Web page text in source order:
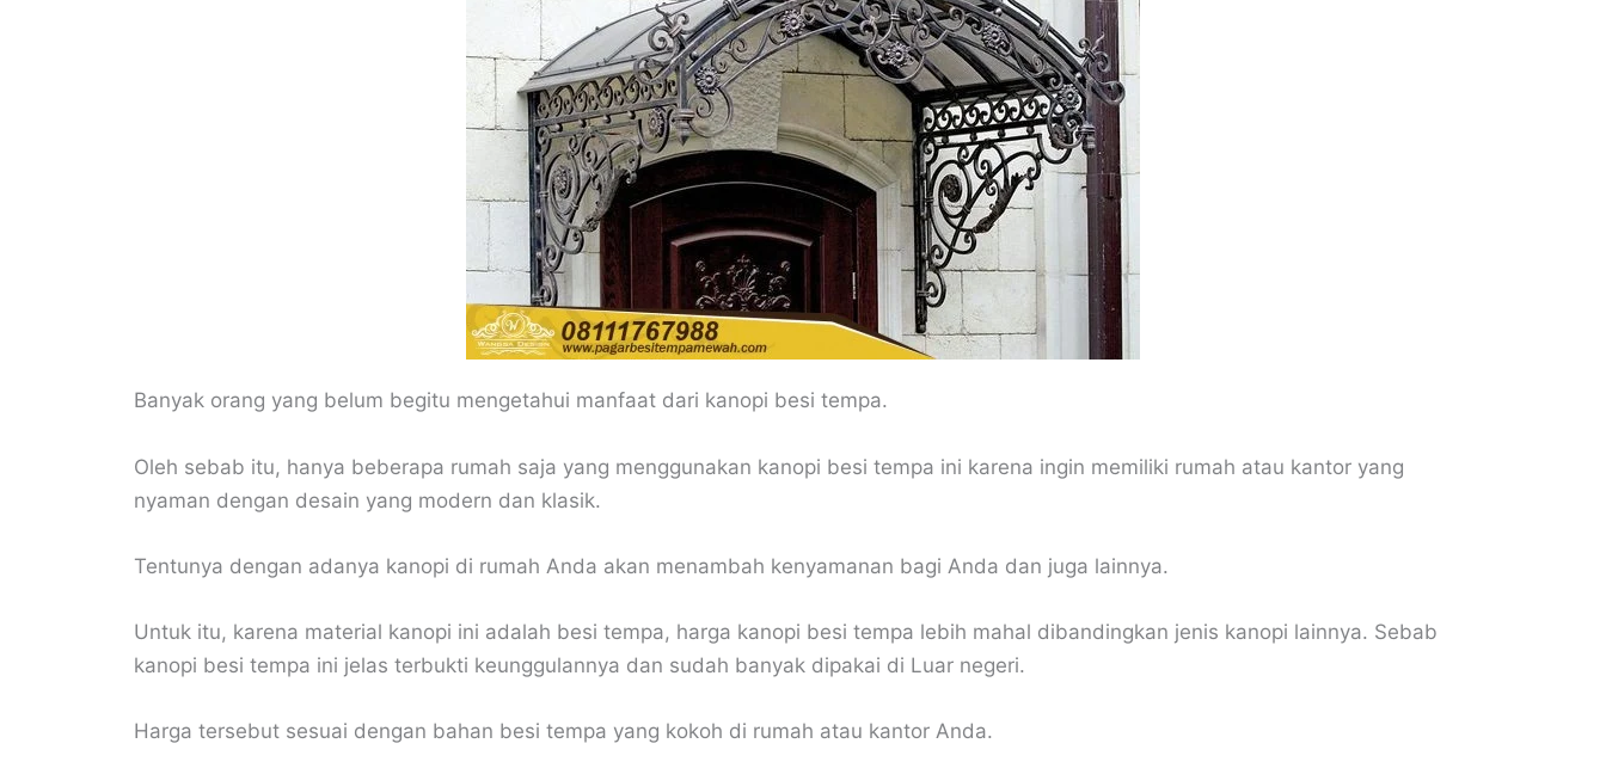
Banyak orang yang belum begitu mengetahui manfaat dari kanopi besi tempa.
Oleh sebab itu, hanya beberapa rumah saja yang menggunakan kanopi besi tempa ini karena ingin memiliki rumah atau kantor yang
nyaman dengan desain yang modern dan klasik.
Tentunya dengan adanya kanopi di rumah Anda akan menambah kenyamanan bagi Anda dan juga lainnya.
Untuk itu, karena material kanopi ini adalah besi tempa, harga kanopi besi tempa lebih mahal dibandingkan jenis kanopi lainnya. Sebab
kanopi besi tempa ini jelas terbukti keunggulannya dan sudah banyak dipakai di Luar negeri.
Harga tersebut sesuai dengan bahan besi tempa yang kokoh di rumah atau kantor Anda.